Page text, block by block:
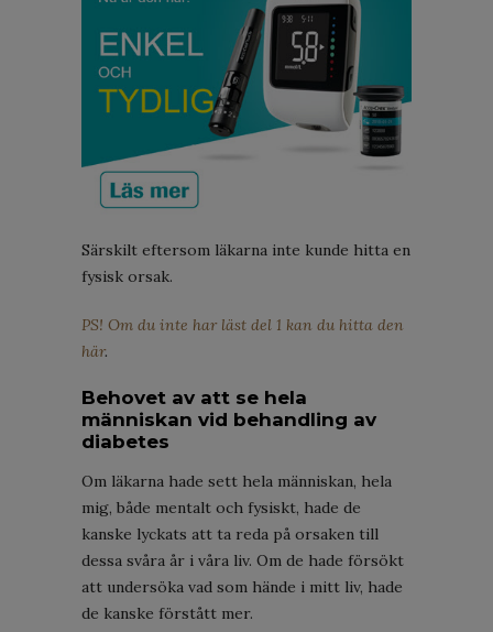
Särskilt eftersom läkarna inte kunde hitta en
fysisk orsak.
PS! Om du inte har läst del 1 kan du hitta den
här.
Behovet av att se hela
människan vid behandling av
diabetes
Om läkarna hade sett hela människan, hela
mig, både mentalt och fysiskt, hade de
kanske lyckats att ta reda på orsaken till
dessa svåra år i våra liv. Om de hade försökt
att undersöka vad som hände i mitt liv, hade
de kanske förstått mer.